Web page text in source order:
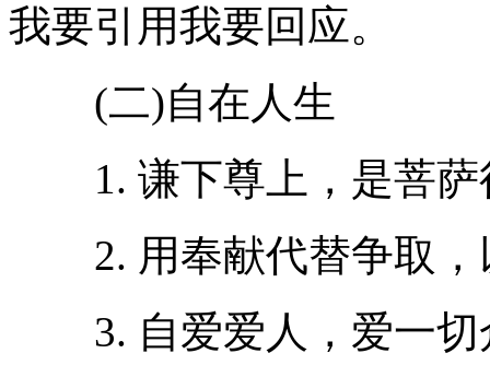
我要引用我要回应。
(二)自在人生
1. 谦下尊上，是菩萨
2. 用奉献代替争取，
3. 自爱爱人，爱一切